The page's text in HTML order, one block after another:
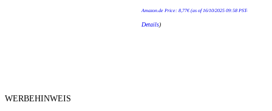
Amazon.de Price: 8,77€(as of 16/10/2025 09:58 PST-
Details)
WERBEHINWEIS